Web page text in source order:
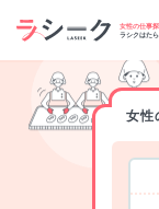
女性の仕事
ラシクはた
女性